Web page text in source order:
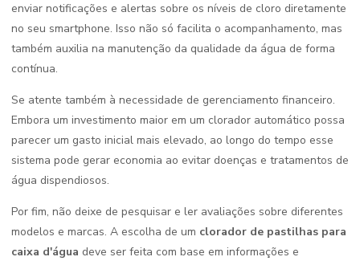
enviar notificações e alertas sobre os níveis de cloro diretamente
no seu smartphone. Isso não só facilita o acompanhamento, mas
também auxilia na manutenção da qualidade da água de forma
contínua.
Se atente também à necessidade de gerenciamento financeiro.
Embora um investimento maior em um clorador automático possa
parecer um gasto inicial mais elevado, ao longo do tempo esse
sistema pode gerar economia ao evitar doenças e tratamentos de
água dispendiosos.
Por fim, não deixe de pesquisar e ler avaliações sobre diferentes
modelos e marcas. A escolha de um clorador de pastilhas para
caixa d'água deve ser feita com base em informações e